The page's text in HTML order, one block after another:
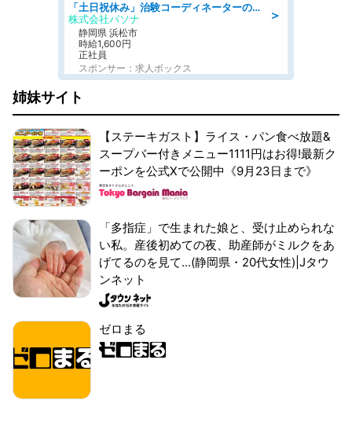
＞
「土日祝休み」治験コーディネーターのお仕事/未経験OK
株式会社パソナ
静岡県 浜松市
時給1,600円
正社員
スポンサー：求人ボックス
姉妹サイト
【ステーキガスト】ライス・パン食べ放題&
スープバー付きメニュー1111円はお得!最新ク
ーポンを公式Xで公開中《9月23日まで》
「多指症」で生まれた娘と、受け止められな
い私。産後初めての夜、助産師がミルクをあ
げてるのを見て...(静岡県・20代女性)|Jタウ
ンネット
ゼロまる